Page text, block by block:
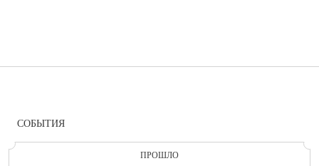
СОБЫТИЯ
ПРОШЛО